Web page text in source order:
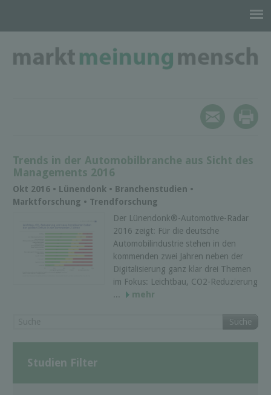
Trends in der Automobilbranche aus Sicht des
Managements 2016
Okt 2016 • Lünendonk • Branchenstudien •
Marktforschung • Trendforschung
Der Lünendonk®-Automotive-Radar
2016 zeigt: Für die deutsche
Automobilindustrie stehen in den
kommenden zwei Jahren neben der
Digitalisierung ganz klar drei Themen
im Fokus: Leichtbau, CO2-Reduzierung
...
mehr
Suche
Studien Filter